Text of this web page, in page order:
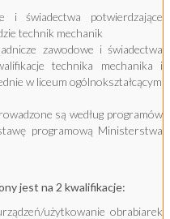
i świadectwa potwierdzające
technik mechanik
zawodowe i świadectwa
technika mechanika i
w liceum ogólnokształcącym
są według programów
programową Ministerstwa
jest na 2 kwalifikacje:
użytkowanie obrabiarek